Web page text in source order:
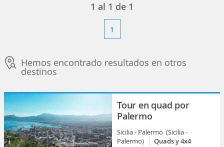
1 al 1 de 1
1
Hemos encontrado resultados en otros
destinos
Tour en quad por
Palermo
Sicilia - Palermo (Sicilia -
Palermo)
Quads y 4x4